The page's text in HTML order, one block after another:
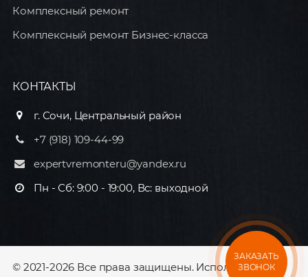
Комплексный ремонт
Комплексный ремонт Бизнес-класса
КОНТАКТЫ
г. Сочи, Центральный район
+7 (918) 109-44-99
expertvremonteru@yandex.ru
Пн - Сб: 9:00 - 19:00, Вс: выходной
© 2021-2026 Все права защищены. Использование
ЗАКАЗАТЬ
ЗВОНОК